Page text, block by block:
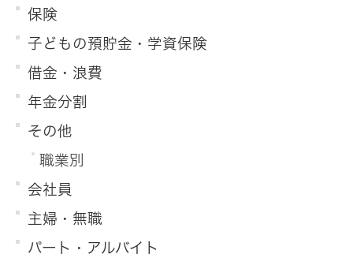
保険
子どもの預貯金・学資保険
借金・浪費
年金分割
その他
職業別
会社員
主婦・無職
パート・アルバイト